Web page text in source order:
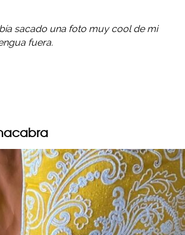
sacado una foto muy cool de mi
fuera.